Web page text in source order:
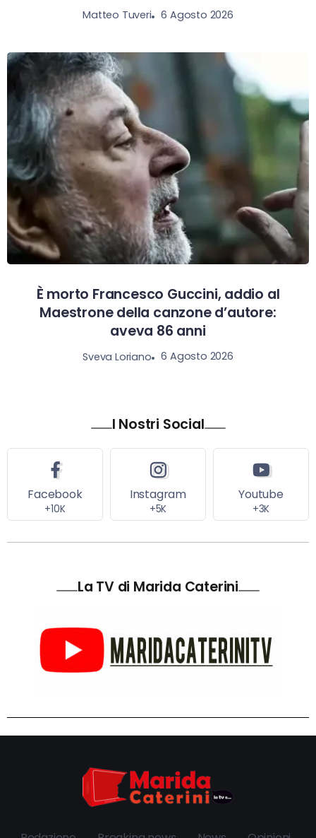
Matteo Tuveri 6 Agosto 2026
È morto Francesco Guccini, addio al
Maestrone della canzone d’autore:
aveva 86 anni
Sveva Loriano 6 Agosto 2026
I Nostri Social
Facebook
+10K
Instagram
+5K
Youtube
+3K
La TV di Marida Caterini